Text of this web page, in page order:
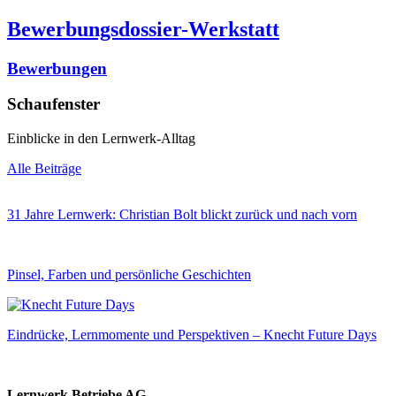
Bewerbungsdossier-Werkstatt
Bewerbungen
Schaufenster
Einblicke in den Lernwerk-Alltag
Alle Beiträge
31 Jahre Lernwerk: Christian Bolt blickt zurück und nach vorn
Pinsel, Farben und persönliche Geschichten
Eindrücke, Lernmomente und Perspektiven – Knecht Future Days